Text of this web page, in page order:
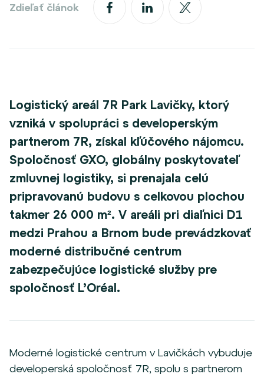
Zdieľať článok
Logistický areál 7R Park Lavičky, ktorý
vzniká v spolupráci s developerským
partnerom 7R, získal kľúčového nájomcu.
Spoločnosť GXO, globálny poskytovateľ
zmluvnej logistiky, si prenajala celú
pripravovanú budovu s celkovou plochou
takmer 26 000 m². V areáli pri diaľnici D1
medzi Prahou a Brnom bude prevádzkovať
moderné distribučné centrum
zabezpečujúce logistické služby pre
spoločnosť L’Oréal.
Moderné logistické centrum v Lavičkách vybuduje
developerská spoločnosť 7R, spolu s partnerom